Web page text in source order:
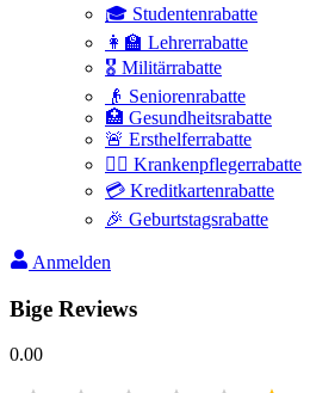
🎓 Studentenrabatte
👩‍🏫 Lehrerrabatte
🎖️ Militärrabatte
👴 Seniorenrabatte
🏥 Gesundheitsrabatte
🚨 Ersthelferrabatte
👩‍⚕️ Krankenpflegerrabatte
💳 Kreditkartenrabatte
🎉 Geburtstagsrabatte
Anmelden
Bige Reviews
0.00